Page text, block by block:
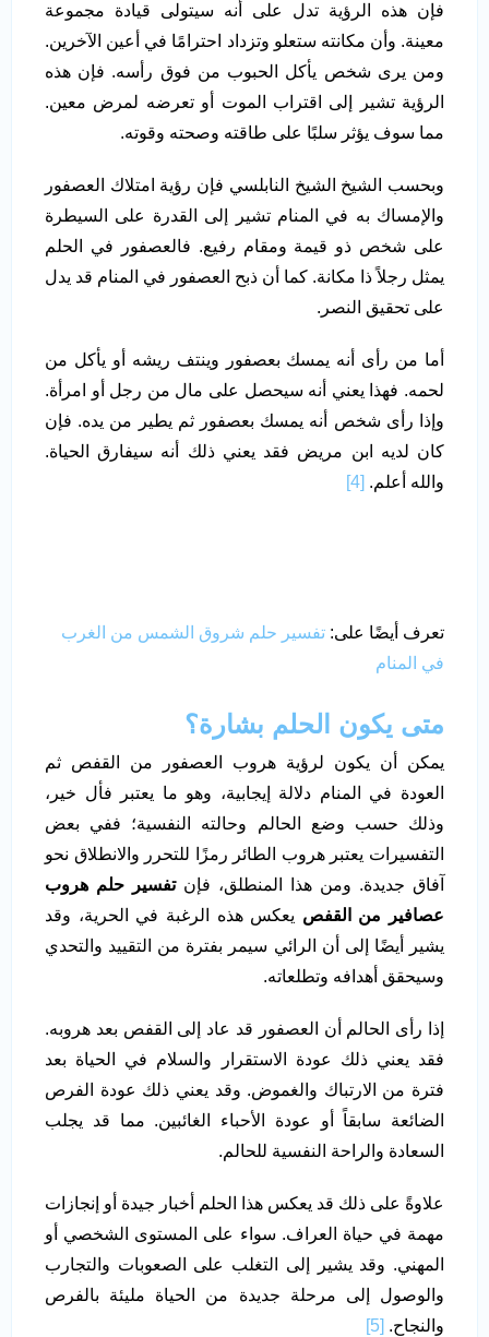
فإن هذه الرؤية تدل على أنه سيتولى قيادة مجموعة
معينة. وأن مكانته ستعلو وتزداد احترامًا في أعين الآخرين.
ومن يرى شخص يأكل الحبوب من فوق رأسه. فإن هذه
الرؤية تشير إلى اقتراب الموت أو تعرضه لمرض معين.
مما سوف يؤثر سلبًا على طاقته وصحته وقوته.
وبحسب الشيخ الشيخ النابلسي فإن رؤية امتلاك العصفور
والإمساك به في المنام تشير إلى القدرة على السيطرة
على شخص ذو قيمة ومقام رفيع. فالعصفور في الحلم
يمثل رجلاً ذا مكانة. كما أن ذبح العصفور في المنام قد يدل
على تحقيق النصر.
أما من رأى أنه يمسك بعصفور وينتف ريشه أو يأكل من
لحمه. فهذا يعني أنه سيحصل على مال من رجل أو امرأة.
وإذا رأى شخص أنه يمسك بعصفور ثم يطير من يده. فإن
كان لديه ابن مريض فقد يعني ذلك أنه سيفارق الحياة.
والله أعلم. [4]
تعرف أيضًا على: تفسير حلم شروق الشمس من الغرب
في المنام
متى يكون الحلم بشارة؟
يمكن أن يكون لرؤية هروب العصفور من القفص ثم
العودة في المنام دلالة إيجابية، وهو ما يعتبر فأل خير،
وذلك حسب وضع الحالم وحالته النفسية؛ ففي بعض
التفسيرات يعتبر هروب الطائر رمزًا للتحرر والانطلاق نحو
آفاق جديدة. ومن هذا المنطلق، فإنتفسير حلم هروب
عصافير من القفص يعكس هذه الرغبة في الحرية، وقد
يشير أيضًا إلى أن الرائي سيمر بفترة من التقييد والتحدي
وسيحقق أهدافه وتطلعاته.
إذا رأى الحالم أن العصفور قد عاد إلى القفص بعد هروبه.
فقد يعني ذلك عودة الاستقرار والسلام في الحياة بعد
فترة من الارتباك والغموض. وقد يعني ذلك عودة الفرص
الضائعة سابقاً أو عودة الأحباء الغائبين. مما قد يجلب
السعادة والراحة النفسية للحالم.
علاوةً على ذلك قد يعكس هذا الحلم أخبار جيدة أو إنجازات
مهمة في حياة العراف. سواء على المستوى الشخصي أو
المهني. وقد يشير إلى التغلب على الصعوبات والتجارب
والوصول إلى مرحلة جديدة من الحياة مليئة بالفرص
والنجاح. [5]